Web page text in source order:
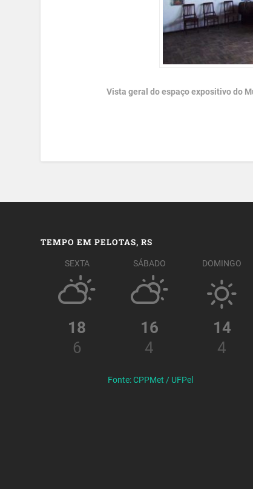
Vista geral do espaço expositivo do
TEMPO EM PELOTAS, RS
SEXTA
18
6
SÁBADO
16
4
DOMINGO
14
4
Fonte: CPPMet / UFPel